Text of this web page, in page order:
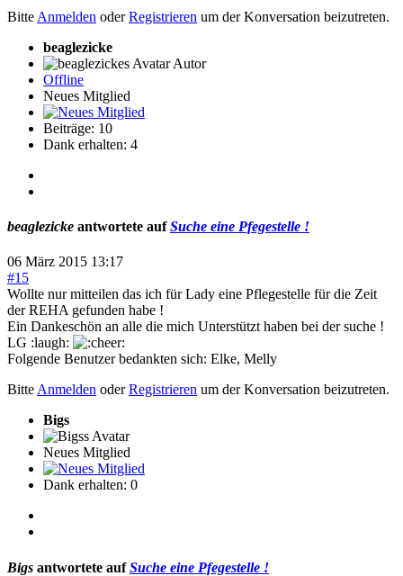
Bitte Anmelden oderRegistrieren um der Konversation beizutreten.
beaglezicke
Autor
Offline
Neues Mitglied
Beiträge: 10
Dank erhalten: 4
beaglezicke antwortete aufSuche eine Pfegestelle !
06 März 2015 13:17
#15
Wollte nur mitteilen das ich für Lady eine Pflegestelle für die Zeit
der REHA gefunden habe !
Ein Dankeschön an alle die mich Unterstützt haben bei der suche !
LG :laugh:
Folgende Benutzer bedankten sich: Elke, Melly
BitteAnmelden oderRegistrieren um der Konversation beizutreten.
Bigs
Neues Mitglied
Dank erhalten: 0
Bigs antwortete aufSuche eine Pfegestelle !